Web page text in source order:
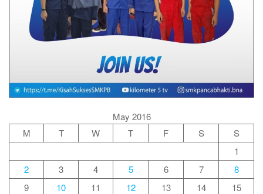
May 2016
M
T W T F S
S
1
2
3 4 5 6 7
8
9
10 11 12 13 14
15